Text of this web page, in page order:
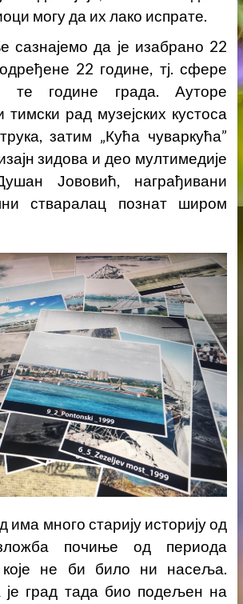
могу да их лако испрате.
сазнајемо да је изабрано 22
22 године, тј. сфере
те године града. Ауторе
тимски рад музејских кустоса
затим „Кућа чуваркућа”
зидова и део мултимедије
Јововић, награђивани
стваралац познат широм
много старију историју од
почиње од периода
које не би било ни насеља.
је град тада био подељен на